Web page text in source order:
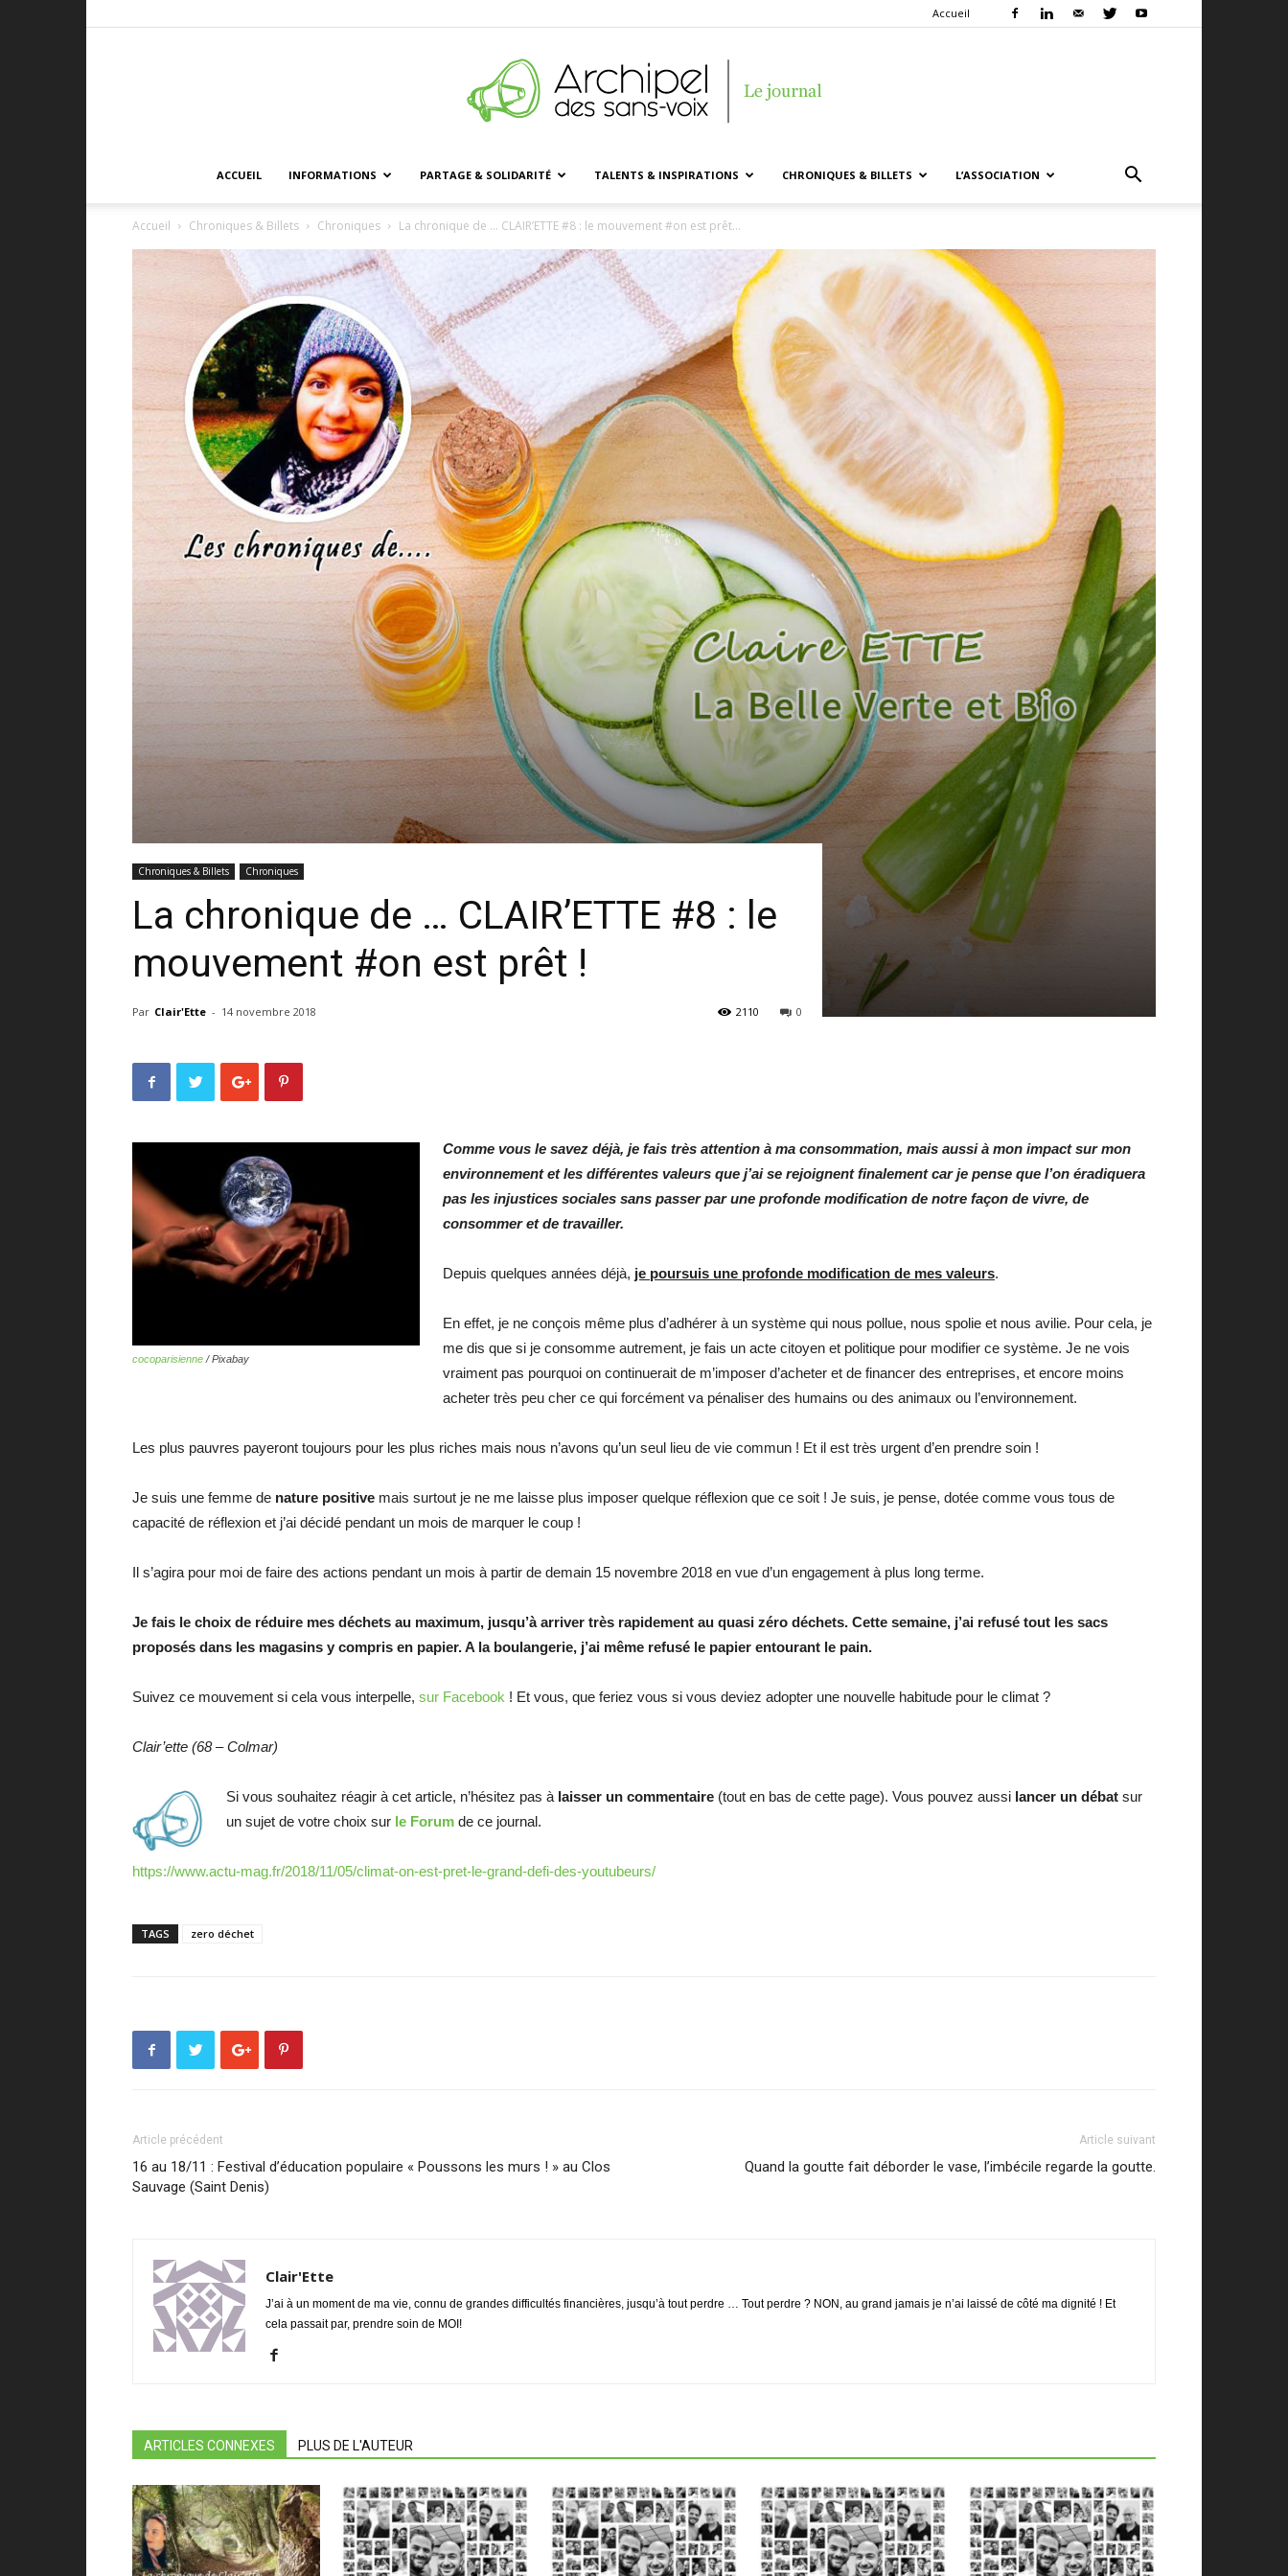
Accueil
des
sans-
ACCUEIL INFORMATIONS PARTAGE & SOLIDARITÉ TALENTS & INSPIRATIONS CHRONIQUES & BILLETS L’ASSOCIATION
Accueil Chroniques & Billets Chroniques La chronique de … CLAIR’ETTE #8 : le mouvement #on est prêt...
Chroniques & Billets Chroniques
La chronique de … CLAIR’ETTE #8 : le
mouvement #on est prêt !
Par Clair'Ette - 14 novembre 2018 0
2110
cocoparisienne / Pixabay
Comme vous le savez déjà, je fais très attention à ma consommation, mais aussi à mon impact sur mon
environnement et les différentes valeurs que j’ai se rejoignent finalement car je pense que l’on éradiquera
pas les injustices sociales sans passer par une profonde modification de notre façon de vivre, de
consommer et de travailler.
Depuis quelques années déjà, je poursuis une profonde modification de mes valeurs.
En effet, je ne conçois même plus d’adhérer à un système qui nous pollue, nous spolie et nous avilie. Pour cela, je
me dis que si je consomme autrement, je fais un acte citoyen et politique pour modifier ce système. Je ne vois
vraiment pas pourquoi on continuerait de m’imposer d’acheter et de financer des entreprises, et encore moins
acheter très peu cher ce qui forcément va pénaliser des humains ou des animaux ou l’environnement.
Les plus pauvres payeront toujours pour les plus riches mais nous n’avons qu’un seul lieu de vie commun ! Et il est très urgent d’en prendre soin !
Je suis une femme de nature positive mais surtout je ne me laisse plus imposer quelque réflexion que ce soit ! Je suis, je pense, dotée comme vous tous de
capacité de réflexion et j’ai décidé pendant un mois de marquer le coup !
Il s’agira pour moi de faire des actions pendant un mois à partir de demain 15 novembre 2018 en vue d’un engagement à plus long terme.
Je fais le choix de réduire mes déchets au maximum, jusqu’à arriver très rapidement au quasi zéro déchets. Cette semaine, j’ai refusé tout les sacs
proposés dans les magasins y compris en papier. A la boulangerie, j’ai même refusé le papier entourant le pain.
Suivez ce mouvement si cela vous interpelle, sur Facebook ! Et vous, que feriez vous si vous deviez adopter une nouvelle habitude pour le climat ?
Clair’ette (68 – Colmar)
Si vous souhaitez réagir à cet article, n’hésitez pas à laisser un commentaire (tout en bas de cette page). Vous pouvez aussi lancer un débat sur
un sujet de votre choix sur le Forum de ce journal.
https://www.actu-mag.fr/2018/11/05/climat-on-est-pret-le-grand-defi-des-youtubeurs/
TAGS zero déchet
Article précédent
16 au 18/11 : Festival d’éducation populaire « Poussons les murs ! » au Clos
Sauvage (Saint Denis)
Article suivant
Quand la goutte fait déborder le vase, l’imbécile regarde la goutte.
Clair'Ette
J’ai à un moment de ma vie, connu de grandes difficultés financières, jusqu’à tout perdre … Tout perdre ? NON, au grand jamais je n’ai laissé de côté ma dignité ! Et
cela passait par, prendre soin de MOI!
ARTICLES CONNEXES PLUS DE L'AUTEUR